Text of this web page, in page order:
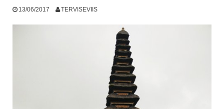
13/06/2017 TERVISEVIIS